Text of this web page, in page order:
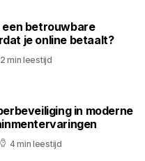
een betrouwbare
je online betaalt?
2 min leestijd
in moderne
4 min leestijd